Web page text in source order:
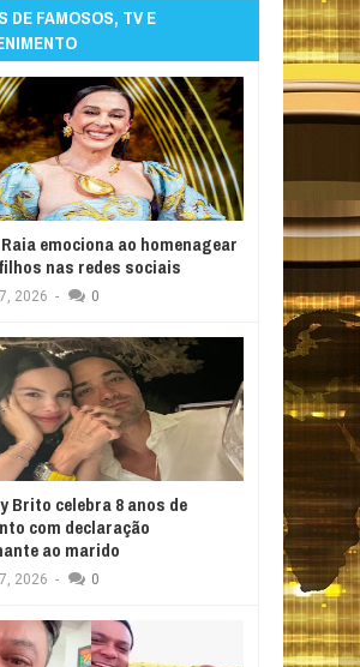
DE FAMOSOS, TV E
emociona ao homenagear
nas redes sociais
2026 - 0
Brito celebra 8 anos de
com declaração
ao marido
2026 - 0